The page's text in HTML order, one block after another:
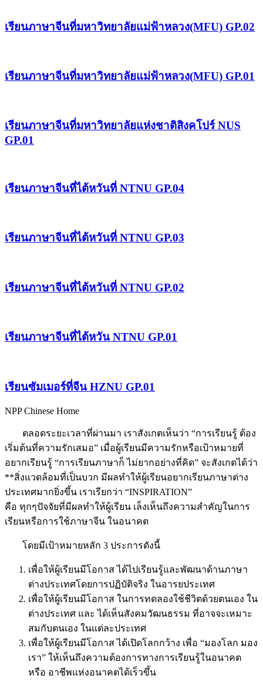
เรียนภาษาจีนที่มหาวิทยาลัยแม่ฟ้าหลวง(MFU) GP.02
เรียนภาษาจีนที่มหาวิทยาลัยแม่ฟ้าหลวง(MFU) GP.01
เรียนภาษาจีนที่มหาวิทยาลัยแห่งชาติสิงคโปร์ NUS
GP.01
เรียนภาษาจีนที่ไต้หวันที่ NTNU GP.04
เรียนภาษาจีนที่ไต้หวันที่ NTNU GP.03
เรียนภาษาจีนที่ไต้หวันที่ NTNU GP.02
เรียนภาษาจีนที่ไต้หวัน NTNU GP.01
เรียนซัมเมอร์ที่จีน HZNU GP.01
NPP Chinese Home
ตลอดระยะเวลาที่ผ่านมา เราสังเกตเห็นว่า “การเรียนรู้ ต้อง
เริ่มต้นที่ความรักเสมอ” เมื่อผู้เรียนมีความรักหรือเป้าหมายที่
อยากเรียนรู้ “การเรียนภาษาก็ ไม่ยากอย่างที่คิด” จะสังเกตได้ว่า
**สิ่งแวดล้อมที่เป็นบวก มีผลทำให้ผู้เรียนอยากเรียนภาษาต่าง
ประเทศมากยิ่งขึ้น เราเรียกว่า “INSPIRATION”
คือ ทุกๆปัจจัยที่มีผลทำให้ผู้เรียน เล็งเห็นถึงความสำคัญในการ
เรียนหรือการใช้ภาษาจีน ในอนาคต
โดยมีเป้าหมายหลัก 3 ประการดังนี้
เพื่อให้ผู้เรียนมีโอกาส ได้ไปเรียนรู้และพัฒนาด้านภาษา
ต่างประเทศโดยการปฏิบัติจริง ในอารยประเทศ
เพื่อให้ผู้เรียนมีโอกาส ในการทดลองใช้ชีวิตด้วยตนเอง ใน
ต่างประเทศ และ ได้เห็นสังคมวัฒนธรรม ที่อาจจะเหมาะ
สมกับตนเอง ในแต่ละประเทศ
เพื่อให้ผู้เรียนมีโอกาส ได้เปิดโลกกว้าง เพื่อ “มองโลก มอง
เรา” ให้เห็นถึงความต้องการทางการเรียนรู้ในอนาคต
หรือ อาชีพแห่งอนาคตได้เร็วขึ้น